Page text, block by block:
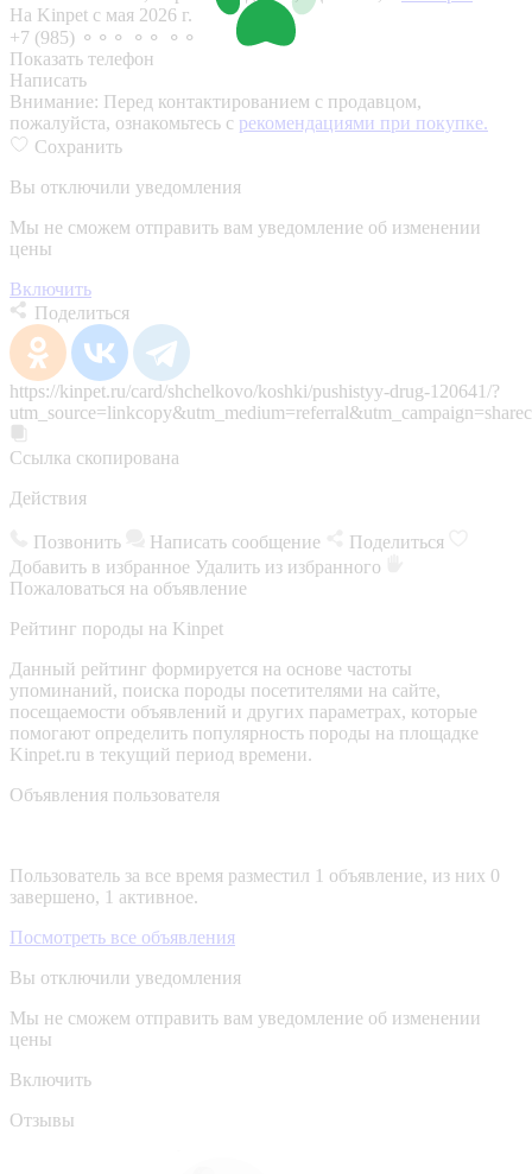
На Kinpet c мая 2026 г.
+7 (985) ⚬⚬⚬ ⚬⚬ ⚬⚬
Показать телефон
Написать
Внимание: Перед контактированием с продавцом,
пожалуйста, ознакомьтесь с рекомендациями при покупке.
Сохранить
Вы отключили уведомления
Мы не сможем отправить вам уведомление об изменении
цены
Включить
Поделиться
https://kinpet.ru/card/shchelkovo/koshki/pushistyy-drug-120641/?
Ссылка скопирована
Действия
Позвонить Написать сообщение
Поделиться
Добавить в избранное Удалить из избранного
Пожаловаться на объявление
Рейтинг породы на Kinpet
Данный рейтинг формируется на основе частоты
упоминаний, поиска породы посетителями на сайте,
посещаемости объявлений и других параметрах, которые
помогают определить популярность породы на площадке
Kinpet.ru в текущий период времени.
Объявления пользователя
Пользователь за все время разместил 1 объявление, из них 0
завершено, 1 активное.
Посмотреть все объявления
Вы отключили уведомления
Мы не сможем отправить вам уведомление об изменении
цены
Включить
Отзывы